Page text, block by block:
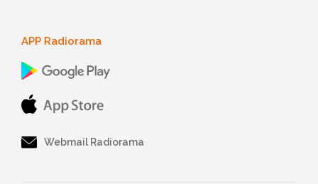
APP Radiorama
Webmail Radiorama